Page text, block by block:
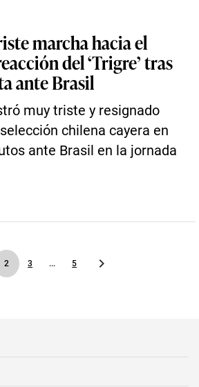
marcha hacia el
del ‘Trigre’ tras
ante Brasil
muy triste y resignado
chilena cayera en
ante Brasil en la jornada
2 3 ... 5